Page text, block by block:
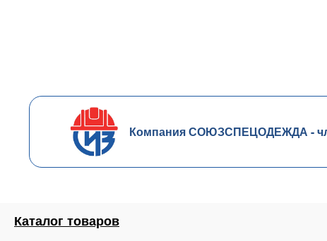
Компания СОЮЗСПЕЦОДЕЖДА -
Каталог товаров